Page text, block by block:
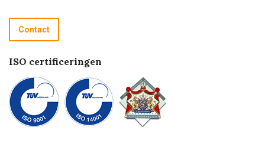
Recycle programma
Betalen
Contact
ISO certificeringen